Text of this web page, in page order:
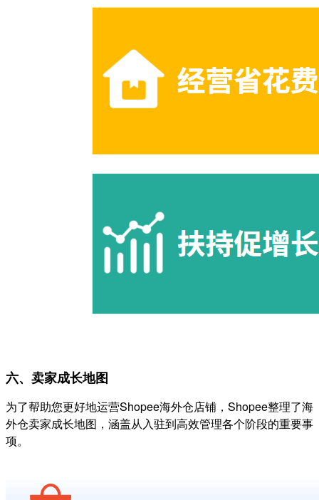
六、卖家成长地图
为了帮助您更好地运营Shopee海外仓店铺，Shopee整理了海
外仓卖家成长地图，涵盖从入驻到高效管理各个阶段的重要事
项。